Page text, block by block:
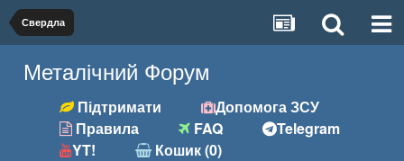
Свердла
Металічний Форум
Підтримати
Допомога ЗСУ
Правила
FAQ
Telegram
YT!
Кошик (0)